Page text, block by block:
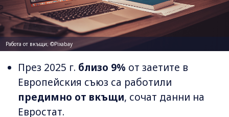
Работа от вкъщи; ©Pixabay
През 2025 г. близо 9% от заетите в
Европейския съюз са работили
предимно от вкъщи, сочат данни на
Евростат.